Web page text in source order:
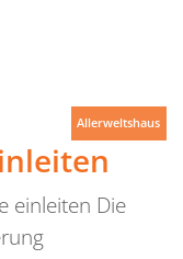
einleiten Die
Allerweltshaus